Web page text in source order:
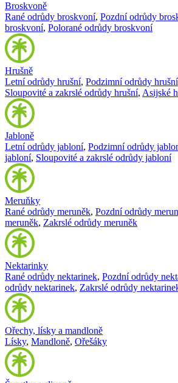
Broskvoně
Rané odrůdy broskvoní, Pozdní odrůdy
broskvoní, Polorané odrůdy broskvoní
Hrušně
Letní odrůdy hrušní, Podzimní odrůdy hrušní
Sloupovité a zakrslé odrůdy hrušní, Asijské
Jabloně
Letní odrůdy jabloní, Podzimní odrůdy
jabloní, Sloupovité a zakrslé odrůdy jabloní
Meruňky
Rané odrůdy meruněk, Pozdní odrůdy
meruněk, Zakrslé odrůdy meruněk
Nektarinky
Rané odrůdy nektarinek, Pozdní odrůdy
odrůdy nektarinek, Zakrslé odrůdy
Ořechy, lísky a mandloně
Lísky, Mandloně, Ořešáky